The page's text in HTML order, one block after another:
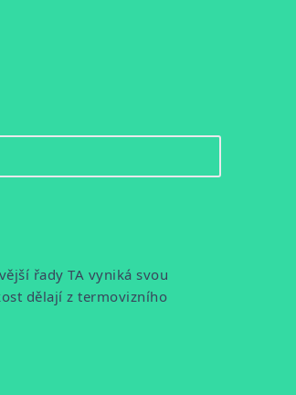
řady TA vyniká svou
dělají z termovizního